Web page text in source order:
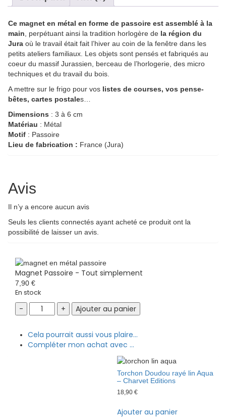
Ce magnet en métal en forme de passoire est assemblé à la
main, perpétuant ainsi la tradition horlogère de la région du
Jura où le travail était fait l’hiver au coin de la fenêtre dans les
petits ateliers familiaux. Les objets sont pensés et fabriqués au
coeur du massif Jurassien, berceau de l’horlogerie, des micro
techniques et du travail du bois.
A mettre sur le frigo pour vos listes de courses, vos pense-
bêtes, cartes postales…
Dimensions : 3 à 6 cm
Matériau : Métal
Motif : Passoire
Lieu de fabrication : France (Jura)
Avis
Il n’y a encore aucun avis
Seuls les clients connectés ayant acheté ce produit ont la
possibilité de laisser un avis.
Magnet Passoire - Tout simplement
7,90 €
En stock
Magnet
Passoire
Tout
simplement
Ajouter au panier
Cela pourrait aussi vous plaire...
Compléter mon achat avec ...
Torchon Doudou rayé lin Aqua
– Charvet Editions
18,90€
Ajouter au panier